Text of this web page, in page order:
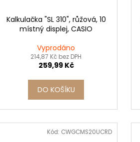
Kalkulačka "SL 310", růžová, 10
místný displej, CASIO
Vyprodáno
214,87 Kč bez DPH
259,99 Kč
DO KOŠÍKU
Kód: CWGCMS20UCRD